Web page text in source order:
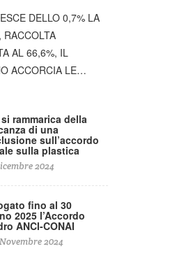
DELLO 0,7% LA
RACCOLTA
AL 66,6%, IL
ACCORCIA LE…
si rammarica della
di una
sull’accordo
sulla plastica
2024
fino al 30
2025 l’Accordo
ANCI-CONAI
2024